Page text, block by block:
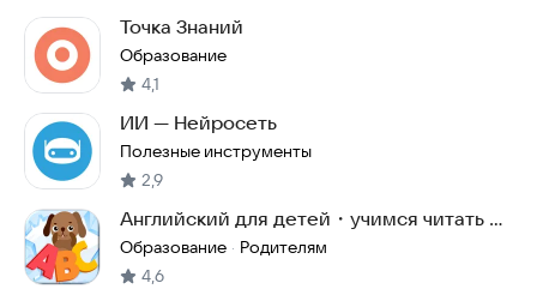
Точка Знаний
Образование
4,1
ИИ — Нейросеть
Полезные инструменты
2,9
Английский для детей・учимся читать и
учим буквы
Образование · Родителям
4,6